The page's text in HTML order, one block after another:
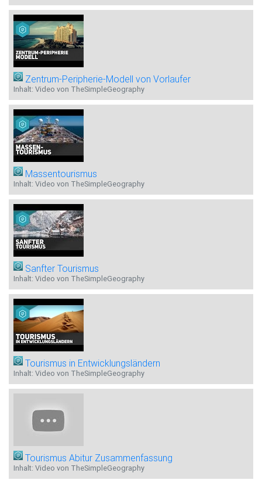
Zentrum-Peripherie-Modell von Vorlaufer
Inhalt: Video von TheSimpleGeography
Massentourismus
Inhalt: Video von TheSimpleGeography
Sanfter Tourismus
Inhalt: Video von TheSimpleGeography
Tourismus in Entwicklungsländern
Inhalt: Video von TheSimpleGeography
Tourismus Abitur Zusammenfassung
Inhalt: Video von TheSimpleGeography